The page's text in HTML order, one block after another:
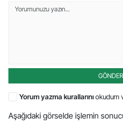
GÖNDER
Yorum yazma kurallarınıokudum
Aşağıdaki görselde işlemin